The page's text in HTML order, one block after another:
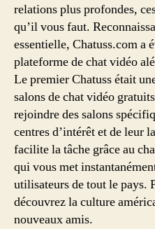
relations plus profondes,
qu’il vous faut.
essentielle, Chatuss.com a
plateforme de chat vidéo
Le premier Chatuss était
salons de chat vidéo
rejoindre des salons
centres d’intérêt et de leur
facilite la tâche grâce au
qui vous met
utilisateurs de tout le pays.
découvrez la culture
nouveaux amis.